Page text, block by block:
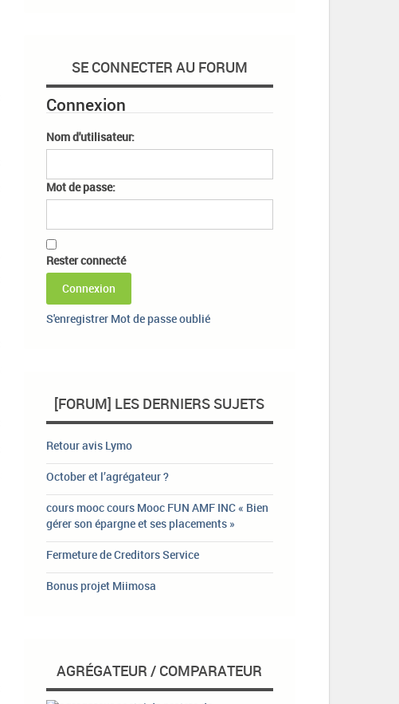
SE CONNECTER AU FORUM
Connexion
Nom d'utilisateur:
Mot de passe:
Rester connecté
Connexion
S'enregistrer Mot de passe oublié
[FORUM] LES DERNIERS SUJETS
Retour avis Lymo
October et l’agrégateur ?
cours mooc cours Mooc FUN AMF INC « Bien
gérer son épargne et ses placements »
Fermeture de Creditors Service
Bonus projet Miimosa
AGRÉGATEUR / COMPARATEUR